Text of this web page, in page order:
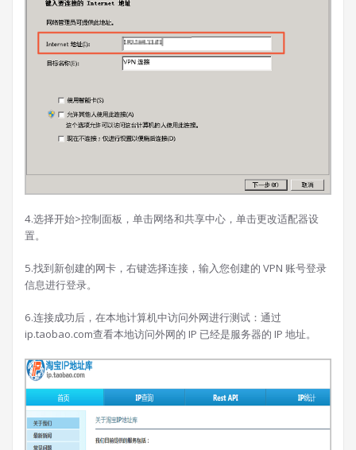
4.选择开始>控制面板，单击网络和共享中心，单击更改适配器设
置。
5.找到新创建的网卡，右键选择连接，输入您创建的 VPN 账号登录
信息进行登录。
6.连接成功后，在本地计算机中访问外网进行测试：通过
ip.taobao.com查看本地访问外网的 IP 已经是服务器的 IP 地址。